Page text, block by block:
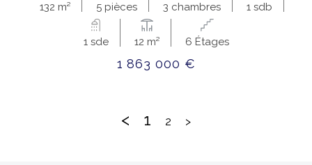
132 m² 5 pièces 3 chambres 1 sdb
1 sde 12 m² 6 Étages
1 863 000 €
< 1 2 >